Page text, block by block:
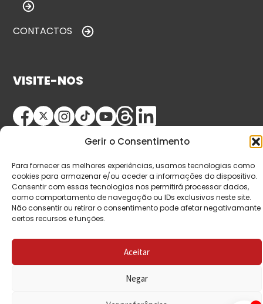
Gerir o Consentimento
Para fornecer as melhores experiências, usamos tecnologias como
cookies para armazenar e/ou aceder a informações do dispositivo.
Consentir com essas tecnologias nos permitirá processar dados,
como comportamento de navegação ou IDs exclusivos neste site.
Não consentir ou retirar o consentimento pode afetar negativamante
certos recursos e funções.
Aceitar
Negar
CONTACTOS
VISITE-NOS
© Copyright 2026 Saída de Emergência. Todos os
direitos reservados.